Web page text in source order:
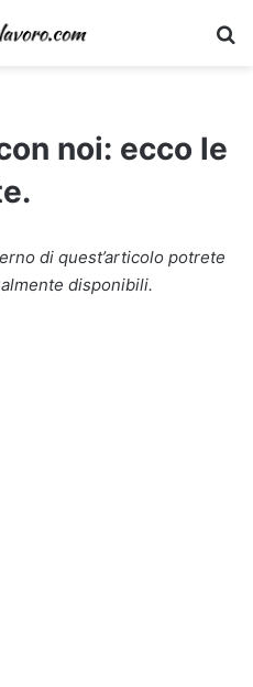
noi: ecco le
di quest’articolo potrete
disponibili.